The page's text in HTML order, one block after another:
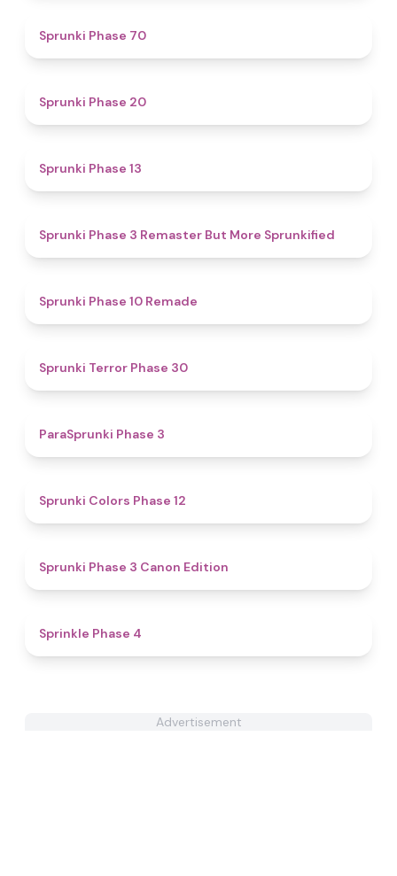
Sprunki Phase 70
Sprunki Phase 20
Sprunki Phase 13
Sprunki Phase 3 Remaster But More Sprunkified
Sprunki Phase 10 Remade
Sprunki Terror Phase 30
ParaSprunki Phase 3
Sprunki Colors Phase 12
Sprunki Phase 3 Canon Edition
Sprinkle Phase 4
Advertisement